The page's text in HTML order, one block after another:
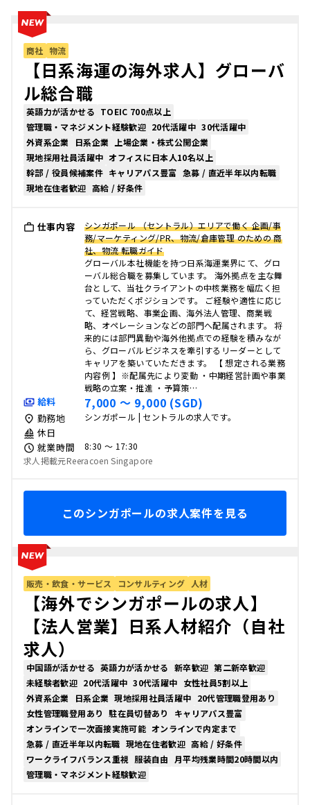
商社 物流
【日系海運の海外求人】グローバ
ル総合職
英語力が活かせる TOEIC 700点以上
管理職・マネジメント経験歓迎 20代活躍中 30代活躍中
外資系企業
日系企業
上場企業・株式公開企業
現地採用社員活躍中 オフィスに日本人10名以上
幹部 / 役員候補案件 キャリアパス豊富 急募 / 直近半年以内転職
現地在住者歓迎 高給 / 好条件
仕事内容
シンガポール （セントラル）エリアで働く 企画/事
務/マーケティング/PR、物流/倉庫管理 のための 商
社、物流 転職ガイド
グローバル本社機能を持つ日系海運業界にて、グロ
ーバル総合職を募集しています。 海外拠点を主な舞
台として、当社クライアントの中核業務を幅広く担
っていただくポジションです。 ご経験や適性に応じ
て、経営戦略、事業企画、海外法人管理、商業戦
略、オペレーションなどの部門へ配属されます。 将
来的には部門異動や海外他拠点での経験を積みなが
ら、グローバルビジネスを牽引するリーダーとして
キャリアを築いていただきます。 【 想定される業務
内容例 】※配属先により変動 ・中期経営計画や事業
戦略の立案・推進 ・予算策…
給料 7,000 〜 9,000 (SGD)
勤務地 シンガポール | セントラルの求人です。
休日
就業時間
8:30 〜 17:30
求人掲載元Reeracoen Singapore
このシンガポールの求人案件を見る
販売・飲食・サービス コンサルティング 人材
【海外でシンガポールの求人】
【法人営業】日系人材紹介（自社
求人）
中国語が活かせる 英語力が活かせる 新卒歓迎 第二新卒歓迎
未経験者歓迎 20代活躍中 30代活躍中 女性社員5割以上
外資系企業
日系企業 現地採用社員活躍中 20代管理職登用あり
女性管理職登用あり
駐在員切替あり
キャリアパス豊富
オンラインで一次面接実施可能 オンラインで内定まで
急募 / 直近半年以内転職 現地在住者歓迎 高給 / 好条件
ワークライフバランス重視 服装自由
月平均残業時間20時間以内
管理職・マネジメント経験歓迎